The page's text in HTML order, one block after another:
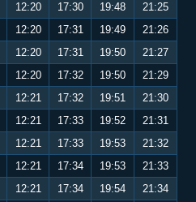
12:20 17:30 19:48
21:25
12:20 17:31 19:49
21:26
12:20 17:31 19:50
21:27
12:20 17:32 19:50
21:29
12:21 17:32 19:51
21:30
12:21 17:33 19:52
21:31
12:21 17:33 19:53
21:32
12:21 17:34 19:53
21:33
12:21 17:34 19:54
21:34